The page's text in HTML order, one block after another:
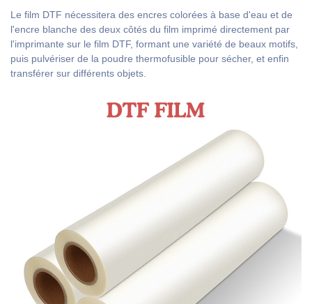
Le film DTF nécessitera des encres colorées à base d'eau et de
l'encre blanche des deux côtés du film imprimé directement par
l'imprimante sur le film DTF, formant une variété de beaux motifs,
puis pulvériser de la poudre thermofusible pour sécher, et enfin
transférer sur différents objets.